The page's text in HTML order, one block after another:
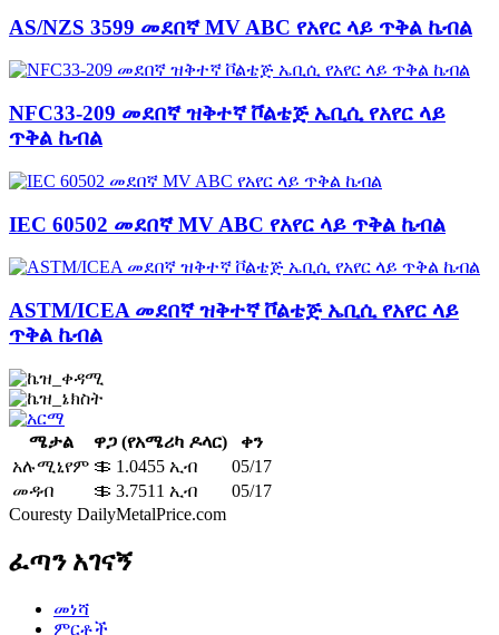
AS/NZS 3599 መደበኛ MV ABC የአየር ላይ ጥቅል ኬብል
NFC33-209 መደበኛ ዝቅተኛ ቮልቴጅ ኤቢሲ የአየር ላይ
ጥቅል ኬብል
IEC 60502 መደበኛ MV ABC የአየር ላይ ጥቅል ኬብል
ASTM/ICEA መደበኛ ዝቅተኛ ቮልቴጅ ኤቢሲ የአየር ላይ
ጥቅል ኬብል
ሜታል ዋጋ (የአሜሪካ ዶላር)
ቀን
አሉሚኒየም ＄ 1.0455 ኢብ
05/17
መዳብ
＄ 3.7511 ኢብ
05/17
Couresty DailyMetalPrice.com
ፈጣን አገናኝ
መነሻ
ምርቶች